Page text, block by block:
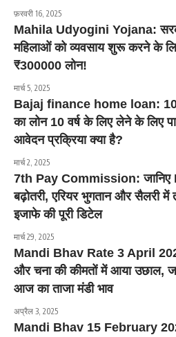
फ़रवरी 16, 2025
Mahila Udyogini Yojana:
महिलाओं को व्यवसाय शुरू करने के
₹300000 लोन!
मार्च 5, 2025
Bajaj finance home loan:
का लोन 10 वर्ष के लिए लेने के लिए
आवेदन प्रक्रिया क्या है?
मार्च 2, 2025
7th Pay Commission: जानिए
बढ़ोतरी, एरियर भुगतान और सैलरी में
इजाफे की पूरी डिटेल
मार्च 29, 2025
Mandi Bhav Rate 3 April
और चना की कीमतों में आया उछाल,
आज का ताजा मंडी भाव
अप्रैल 3, 2025
Mandi Bhav 15 February